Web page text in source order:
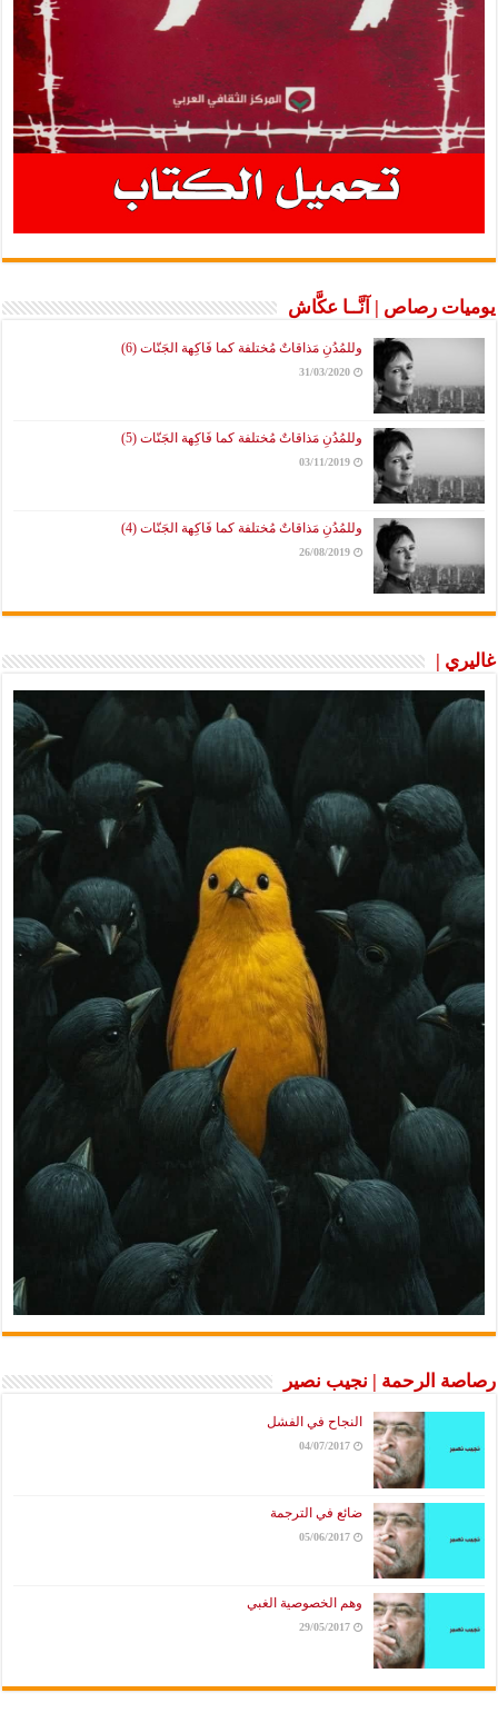
يوميات رصاص | آنَّــا عكَّاش
وللمُدُنِ مَذاقاتٌ مُختلفة كما فَاكِهة الجَنّات (6)
31/03/2020
وللمُدُنِ مَذاقاتٌ مُختلفة كما فَاكِهة الجَنّات (5)
03/11/2019
وللمُدُنِ مَذاقاتٌ مُختلفة كما فَاكِهة الجَنّات (4)
26/08/2019
غاليري |
رصاصة الرحمة | نجيب نصير
النجاح في الفشل
04/07/2017
ضائع في الترجمة
05/06/2017
وهم الخصوصية الغبي
29/05/2017